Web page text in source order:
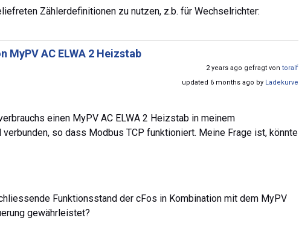
Zählerdefinitionen zu nutzen, z.b. für Wechselrichter:
MyPV AC ELWA 2 Heizstab
2 years ago gefragt von toralf
updated 6 months ago by Ladekurve
einen MyPV AC ELWA 2 Heizstab in meinem
so dass Modbus TCP funktioniert. Meine Frage ist, könnte
Funktionsstand der cFos in Kombination mit dem MyPV
gewährleistet?